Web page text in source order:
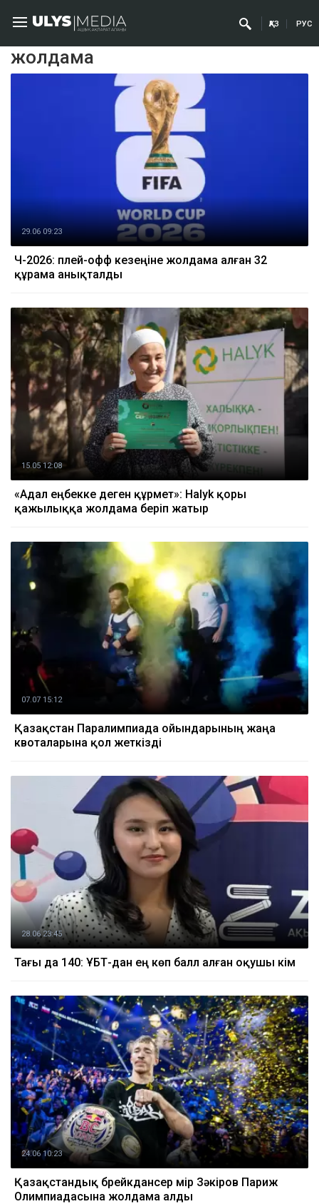
ҚАЗ РУС
жолдама
29.06 09:23
ӘЧ-2026: плей-офф кезеңіне жолдама алған 32
құрама анықталды
15.05 12:08
«Адал еңбекке деген құрмет»: Halyk қоры
қажылыққа жолдама беріп жатыр
07.07 15:12
Қазақстан Паралимпиада ойындарының жаңа
квоталарына қол жеткізді
28.06 23:45
Тағы да 140: ҰБТ-дан ең көп балл алған оқушы кім
24.06 10:23
Қазақстандық брейкдансер Әмір Зәкіров Париж
Олимпиадасына жолдама алды